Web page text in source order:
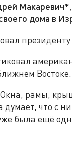
дома в
Востоке.
рамы,
что с
была ещё